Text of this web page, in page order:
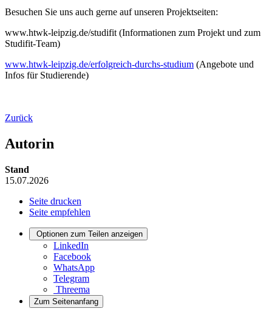
Besuchen Sie uns auch gerne auf unseren Projektseiten:
www.htwk-leipzig.de/studifit (Informationen zum Projekt und zum
Studifit-Team)
www.htwk-leipzig.de/erfolgreich-durchs-studium (Angebote und
Infos für Studierende)
Zurück
Autorin
Stand
15.07.2026
Seite drucken
Seite empfehlen
Optionen zum Teilen anzeigen
LinkedIn
Facebook
WhatsApp
Telegram
Threema
Zum Seitenanfang